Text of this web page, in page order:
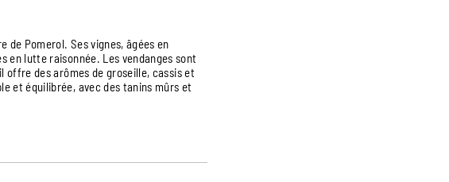
de Pomerol. Ses vignes, âgées en
en lutte raisonnée. Les vendanges sont
des arômes de groseille, cassis et
et équilibrée, avec des tanins mûrs et